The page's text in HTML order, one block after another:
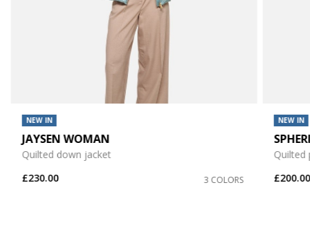
NEW IN
JAYSEN WOMAN
Quilted down jacket
£230.00
3 COLORS
NEW IN
Quilted
£200.00